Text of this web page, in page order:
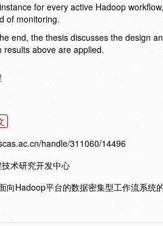
for every active Hadoop
of monitoring.
end, the thesis discusses the design
results above are applied.
handle/311060/14496
术研究开发中心
向Hadoop平台的数据密集型工作流系统